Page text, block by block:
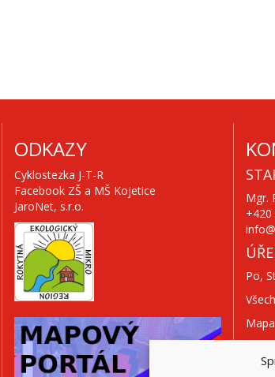
ODKAZY
Cyklostezka J-T-R
Facebook ZŠ a MŠ Kojetice
JaroNet, s.r.o.
Mgr.
+420
Po,